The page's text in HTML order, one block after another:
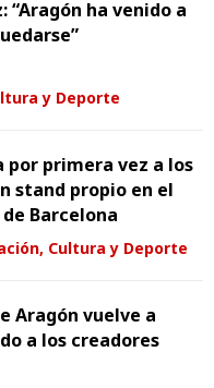
“Aragón ha venido a
y Deporte
por primera vez a los
stand propio en el
Barcelona
Cultura y Deporte
Aragón vuelve a
a los creadores